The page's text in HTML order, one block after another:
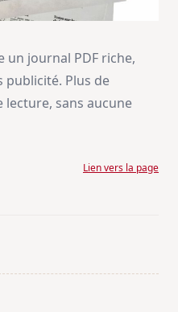
un journal PDF riche,
publicité. Plus de
lecture, sans aucune
Lien vers la page